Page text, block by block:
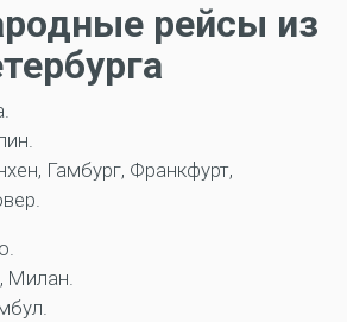
рейсы из
Гамбург, Франкфурт,
Милан.